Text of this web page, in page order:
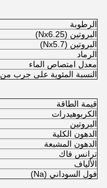
الرطوبة
البروتين (Nx6.25)
البروتين (Nx5.7)
الرماد
معدل امتصاص الماء
النسبة المئوية على جرب من 200 ميكرومتر
قيمة الطاقة
الكربوهيدرات
البروتين
الدهون الكلية
الدهون المشبعة
ترانس فاك
الألياف
فول السوداني (Na)